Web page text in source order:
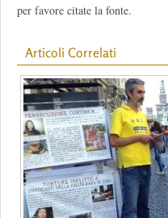
per favore citate la fonte.
Articoli Correlati